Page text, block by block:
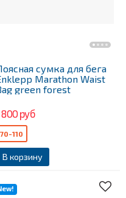
сумка для бега
Marathon Waist
green forest
800 руб
В корзину
70-110